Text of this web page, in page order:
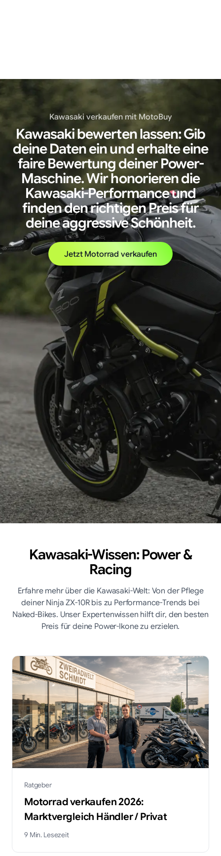
Kawasaki verkaufen mit MotoBuy
Kawasaki bewerten lassen: Gib
deine Daten ein und erhalte eine
faire Bewertung deiner Power-
Maschine. Wir honorieren die
Kawasaki-Performance und
finden den richtigen Preis für
deine aggressive Schönheit.
Jetzt Motorrad verkaufen
Kawasaki-Wissen: Power &
Racing
Erfahre mehr über die Kawasaki-Welt: Von der Pflege
deiner Ninja ZX-10R bis zu Performance-Trends bei
Naked-Bikes. Unser Expertenwissen hilft dir, den besten
Preis für deine Power-Ikone zu erzielen.
Ratgeber
Motorrad verkaufen 2026:
Marktvergleich Händler / Privat
9 Min. Lesezeit